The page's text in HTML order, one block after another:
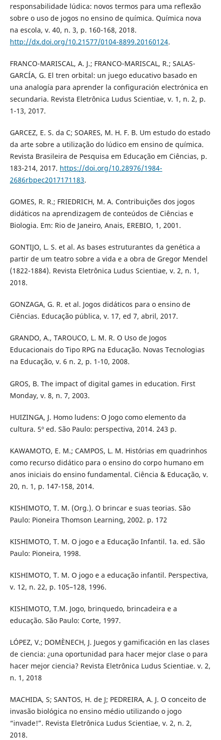
responsabilidade lúdica: novos termos para uma reflexão
sobre o uso de jogos no ensino de química. Química nova
na escola, v. 40, n. 3, p. 160-168, 2018.
http://dx.doi.org/10.21577/0104-8899.20160124.
FRANCO-MARISCAL, A. J.; FRANCO-MARISCAL, R.; SALAS-
GARCÍA, G. El tren orbital: un juego educativo basado en
una analogía para aprender la configuración electrónica en
secundaria. Revista Eletrônica Ludus Scientiae, v. 1, n. 2, p.
1-13, 2017.
GARCEZ, E. S. da C; SOARES, M. H. F. B. Um estudo do estado
da arte sobre a utilização do lúdico em ensino de química.
Revista Brasileira de Pesquisa em Educação em Ciências, p.
183-214, 2017. https://doi.org/10.28976/1984-
2686rbpec2017171183.
GOMES, R. R.; FRIEDRICH, M. A. Contribuições dos jogos
didáticos na aprendizagem de conteúdos de Ciências e
Biologia. Em: Rio de Janeiro, Anais, EREBIO, 1, 2001.
GONTIJO, L. S. et al. As bases estruturantes da genética a
partir de um teatro sobre a vida e a obra de Gregor Mendel
(1822-1884). Revista Eletrônica Ludus Scientiae, v. 2, n. 1,
2018.
GONZAGA, G. R. et al. Jogos didáticos para o ensino de
Ciências. Educação pública, v. 17, ed 7, abril, 2017.
GRANDO, A., TAROUCO, L. M. R. O Uso de Jogos
Educacionais do Tipo RPG na Educação. Novas Tecnologias
na Educação, v. 6 n. 2, p. 1-10, 2008.
GROS, B. The impact of digital games in education. First
Monday, v. 8, n. 7, 2003.
HUIZINGA, J. Homo ludens: O Jogo como elemento da
cultura. 5º ed. São Paulo: perspectiva, 2014. 243 p.
KAWAMOTO, E. M.; CAMPOS, L. M. Histórias em quadrinhos
como recurso didático para o ensino do corpo humano em
anos iniciais do ensino fundamental. Ciência & Educação, v.
20, n. 1, p. 147-158, 2014.
KISHIMOTO, T. M. (Org.). O brincar e suas teorias. São
Paulo: Pioneira Thomson Learning, 2002. p. 172
KISHIMOTO, T. M. O jogo e a Educação Infantil. 1a. ed. São
Paulo: Pioneira, 1998.
KISHIMOTO, T. M. O jogo e a educação infantil. Perspectiva,
v. 12, n. 22, p. 105–128, 1996.
KISHIMOTO, T.M. Jogo, brinquedo, brincadeira e a
educação. São Paulo: Corte, 1997.
LÓPEZ, V.; DOMÈNECH, J. Juegos y gamificación en las clases
de ciencia: ¿una oportunidad para hacer mejor clase o para
hacer mejor ciencia? Revista Eletrônica Ludus Scientiae. v. 2,
n. 1, 2018
MACHIDA, S; SANTOS, H. de J; PEDREIRA, A. J. O conceito de
invasão biológica no ensino médio utilizando o jogo
“invade!”. Revista Eletrônica Ludus Scientiae, v. 2, n. 2,
2018.